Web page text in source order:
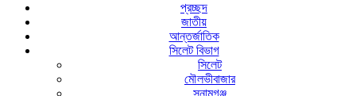
প্রচ্ছদ
জাতীয়
আন্তর্জাতিক
সিলেট বিভাগ
সিলেট
মৌলভীবাজার
সুনামগঞ্জ